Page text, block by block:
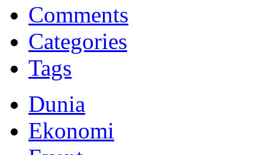
Memberikan yang terbaik sesuai kaidah Islam, kunjungi situs resmi
Comments
Categories
Tags
Dunia
Ekonomi